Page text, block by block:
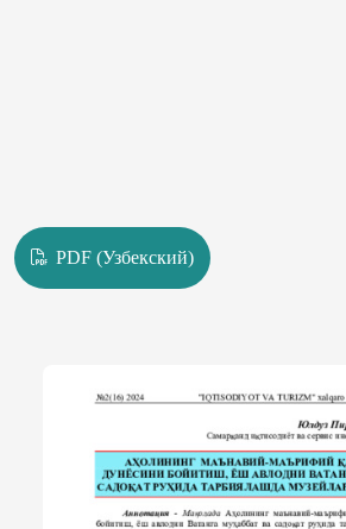
PDF (Узбекский)